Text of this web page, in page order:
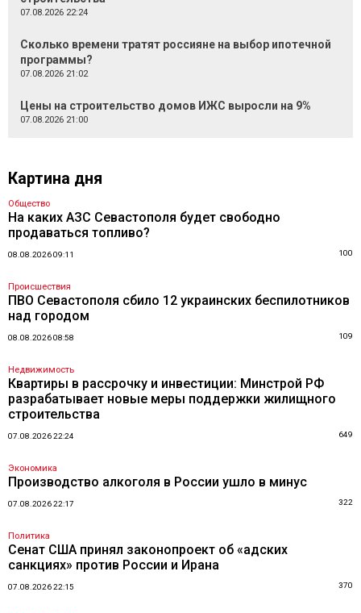
07.08.2026 22:24
Сколько времени тратят россияне на выбор ипотечной
программы?
07.08.2026 21:02
Цены на строительство домов ИЖС выросли на 9%
07.08.2026 21:00
Картина дня
Общество
На каких АЗС Севастополя будет свободно
продаваться топливо?
08.08.2026 09:11 100
Происшествия
ПВО Севастополя сбило 12 украинских беспилотников
над городом
08.08.2026 08:58 109
Недвижимость
Квартиры в рассрочку и инвестиции: Минстрой РФ
разрабатывает новые меры поддержки жилищного
строительства
07.08.2026 22:24 649
Экономика
Производство алкоголя в России ушло в минус
07.08.2026 22:17 322
Политика
Сенат США принял законопроект об «адских
санкциях» против России и Ирана
07.08.2026 22:15 370